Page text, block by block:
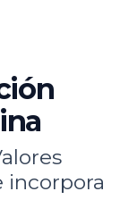
incorpora